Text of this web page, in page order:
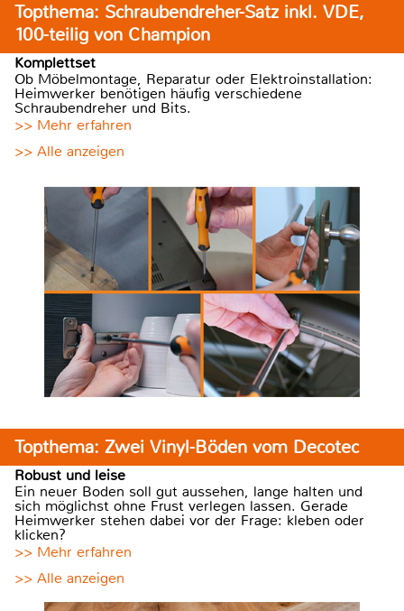
Topthema: Schraubendreher-Satz inkl. VDE,
100-teilig von Champion
Komplettset
Ob Möbelmontage, Reparatur oder Elektroinstallation:
Heimwerker benötigen häufig verschiedene
Schraubendreher und Bits.
>> Mehr erfahren
>> Alle anzeigen
Topthema: Zwei Vinyl-Böden vom Decotec
Robust und leise
Ein neuer Boden soll gut aussehen, lange halten und
sich möglichst ohne Frust verlegen lassen. Gerade
Heimwerker stehen dabei vor der Frage: kleben oder
klicken?
>> Mehr erfahren
>> Alle anzeigen